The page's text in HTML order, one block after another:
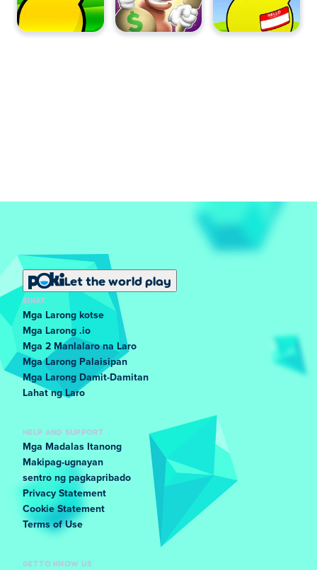
Let the world play
SIKAT
Mga Larong kotse
Mga Larong .io
Mga 2 Manlalaro na Laro
Mga Larong Palaisipan
Mga Larong Damit-Damitan
Lahat ng Laro
HELP AND SUPPORT
Mga Madalas Itanong
Makipag-ugnayan
sentro ng pagkapribado
Privacy Statement
Cookie Statement
Terms of Use
GET TO KNOW US